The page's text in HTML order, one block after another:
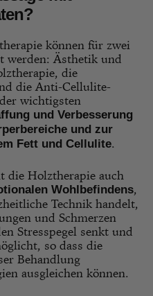
können für zwei
werden: Ästhetik und
die
die Anti-Cellulite-
wichtigsten
und Verbesserung
und zur
Fett und Cellulite.
die Holztherapie auch
Wohlbefindens,
Technik handelt,
und Schmerzen
Stresspegel senkt und
so dass die
Behandlung
ausgleichen können.